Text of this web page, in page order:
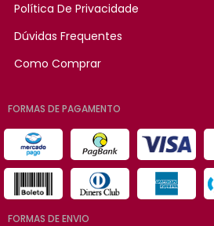
Política De Privacidade
Dúvidas Frequentes
Como Comprar
FORMAS DE PAGAMENTO
FORMAS DE ENVIO